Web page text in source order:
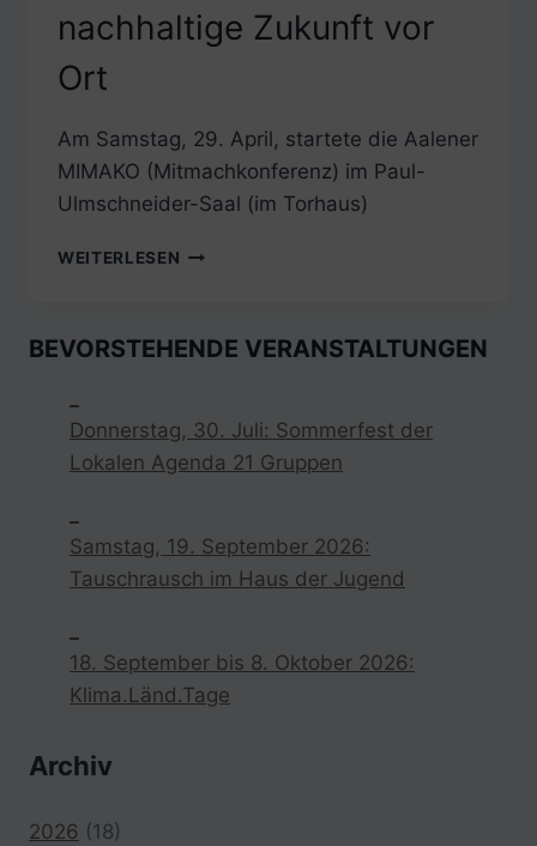
nachhaltige Zukunft vor
Ort
Am Samstag, 29. April, startete die Aalener
MIMAKO (Mitmachkonferenz) im Paul-
Ulmschneider-Saal (im Torhaus)
WEITERLESEN 29.
FÜR
ZUKUNFT
VOR
ORT
BEVORSTEHENDE VERANSTALTUNGEN
Donnerstag, 30. Juli: Sommerfest der
Lokalen Agenda 21 Gruppen
Samstag, 19. September 2026:
Tauschrausch im Haus der Jugend
18. September bis 8. Oktober 2026:
Klima.Länd.Tage
Archiv
2026 (18)